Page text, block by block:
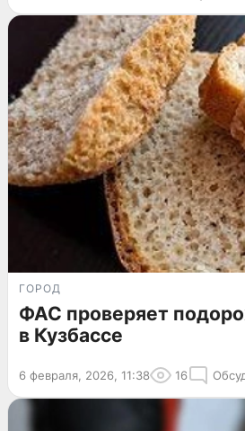
ГОРОД
ФАС проверяет
в Кузбассе
6 февраля, 2026, 11:38 16